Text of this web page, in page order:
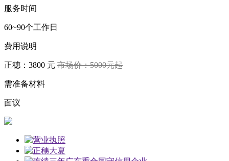
服务时间
60~90个工作日
费用说明
正穗：3800 元 市场价：5000元起
需准备材料
面议